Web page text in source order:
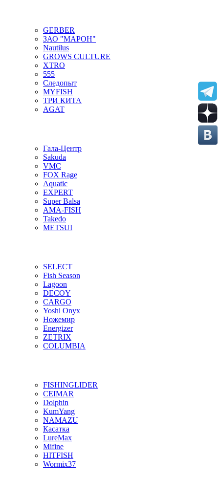
GERBER
ЗАО "МАРОН"
Nautilus
GROWS CULTURE
XTRO
555
Следопыт
MYFISH
ТРИ КИТА
AGAT
Гала-Центр
Sakuda
VMC
FOX Rage
Aquatic
EXPERT
Super Balsa
AMA-FISH
Takedo
METSUI
SELECT
Fish Season
Lagoon
DECOY
CARGO
Yoshi Onyx
Ножемир
Energizer
ZETRIX
COLUMBIA
FISHINGLIDER
CEIMAR
Dolphin
KumYang
NAMAZU
Касатка
LureMax
Mifine
HITFISH
Wormix37